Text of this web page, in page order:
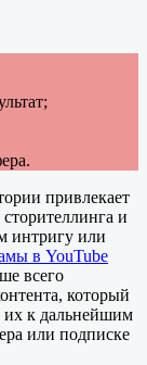
привлекает
и
интригу или
в YouTube
всего
который
их к дальнейшим
или подписке